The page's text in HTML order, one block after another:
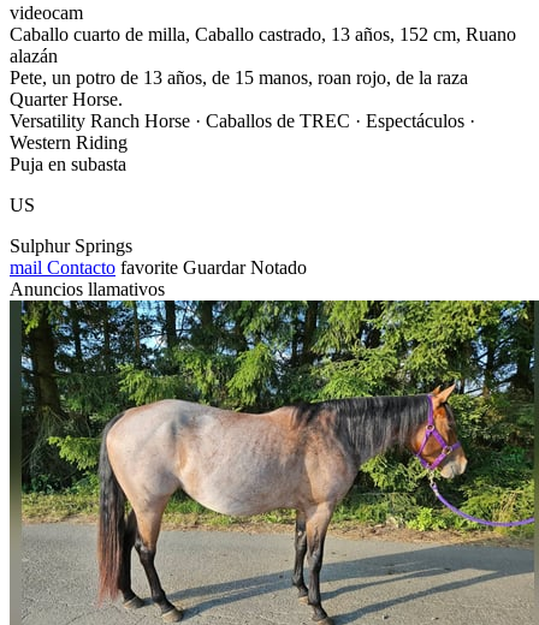
videocam
Caballo cuarto de milla, Caballo castrado, 13 años, 152 cm, Ruano
alazán
Pete, un potro de 13 años, de 15 manos, roan rojo, de la raza
Quarter Horse.
Versatility Ranch Horse · Caballos de TREC · Espectáculos ·
Western Riding
Puja en subasta
US
Sulphur Springs
mail Contacto favorite Guardar Notado
Anuncios llamativos